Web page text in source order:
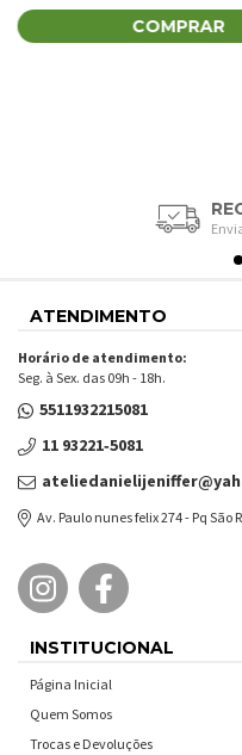
COMPRAR
ATENDIMENTO
Horário de atendimento:
Seg. à Sex. das 09h - 18h.
5511932215081
11 93221‑5081‬
Av. Paulo nunes felix 274 - Pq São
INSTITUCIONAL
Página Inicial
Quem Somos
Trocas e Devoluções